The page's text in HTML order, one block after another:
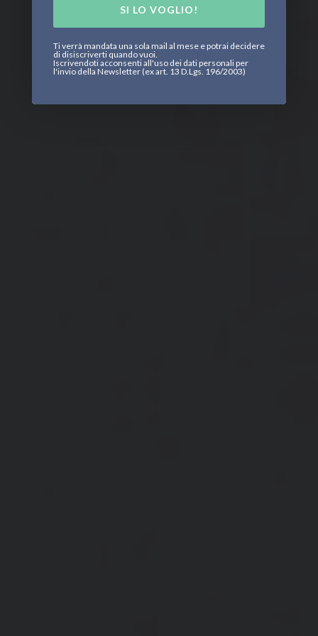
SI LO VOGLIO!
Ti verrà mandata una sola mail al mese e potrai decidere
di disiscriverti quando vuoi.
Iscrivendoti acconsenti all'uso dei dati personali per
l'invio della Newsletter (ex art. 13 D.Lgs. 196/2003)